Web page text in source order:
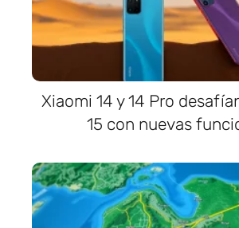
Xiaomi 14 y 14 Pro
15 con nuevas